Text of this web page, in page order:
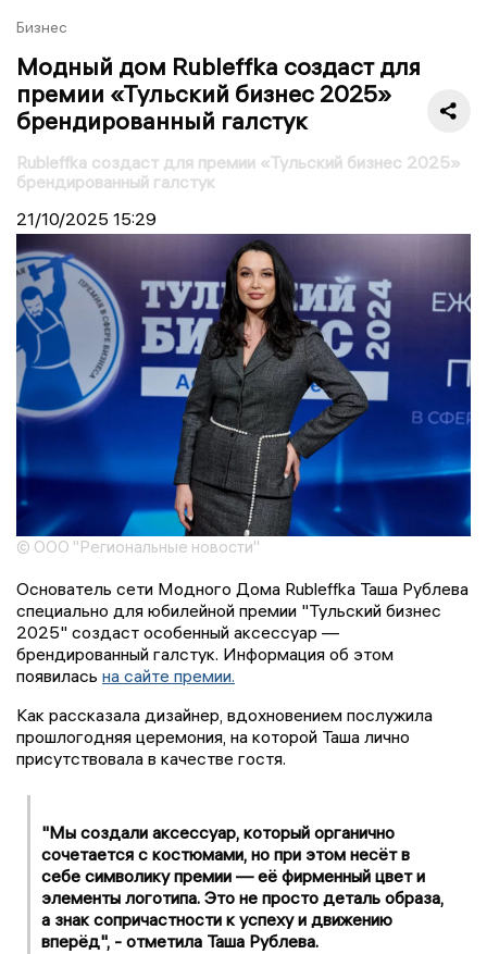
Бизнес
Модный дом Rubleffka создаст для
премии «Тульский бизнес 2025»
брендированный галстук
Rubleffka создаст для премии «Тульский бизнес 2025»
брендированный галстук
21/10/2025 15:29
© ООО "Региональные новости"
Основатель сети Модного Дома Rubleffka Таша Рублева
специально для юбилейной премии "Тульский бизнес
2025" создаст особенный аксессуар —
брендированный галстук. Информация об этом
появилась на сайте премии.
Как рассказала дизайнер, вдохновением послужила
прошлогодняя церемония, на которой Таша лично
присутствовала в качестве гостя.
"Мы создали аксессуар, который органично
сочетается с костюмами, но при этом несёт в
себе символику премии — её фирменный цвет и
элементы логотипа. Это не просто деталь образа,
а знак сопричастности к успеху и движению
вперёд", - отметила Таша Рублева.